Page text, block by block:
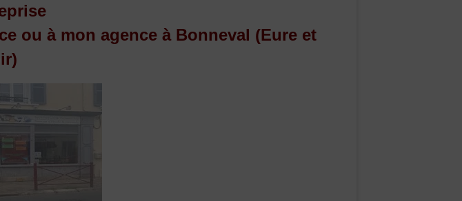
ou à mon agence à Bonneval (Eure et